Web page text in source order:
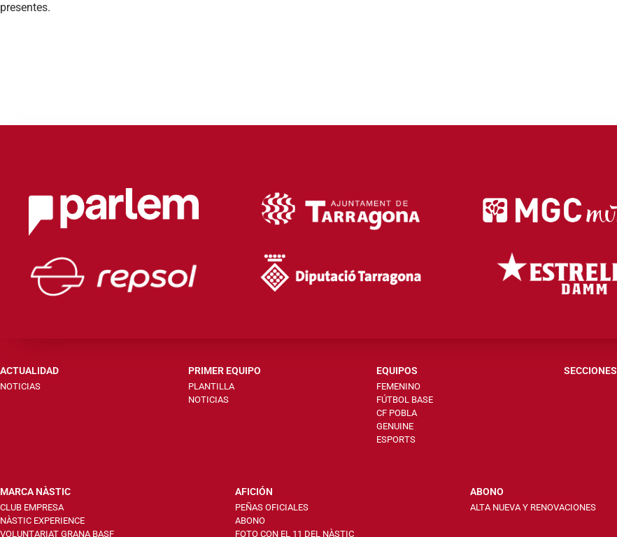
presentes.
ACTUALIDAD
NOTICIAS
PRIMER EQUIPO
PLANTILLA
NOTICIAS
EQUIPOS
FEMENINO
FÚTBOL BASE
CF POBLA
GENUINE
ESPORTS
SECCIONES
MARCA NÀSTIC
CLUB EMPRESA
NÀSTIC EXPERIENCE
VOLUNTARIAT GRANA BASF
AFICIÓN
PEÑAS OFICIALES
ABONO
FOTO CON EL 11 DEL NÀSTIC
ABONO
ALTA NUEVA Y RENOVACIONES